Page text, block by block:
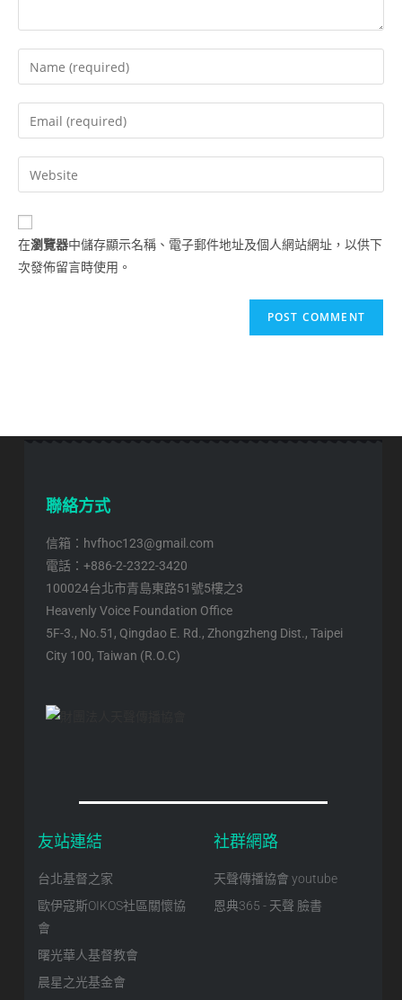
在瀏覽器中儲存顯示名稱、電子郵件地址及個人網站網址，以供下
次發佈留言時使用。
聯絡方式
信箱：hvfhoc123@gmail.com
電話：+886-2-2322-3420
100024台北市青島東路51號5樓之3
Heavenly Voice Foundation Office
5F-3., No.51, Qingdao E. Rd., Zhongzheng Dist., Taipei
City 100, Taiwan (R.O.C)
友站連結
台北基督之家
歐伊寇斯OIKOS社區關懷協
會
曙光華人基督教會
晨星之光基金會
社群網路
天聲傳播協會 youtube
恩典365 - 天聲 臉書